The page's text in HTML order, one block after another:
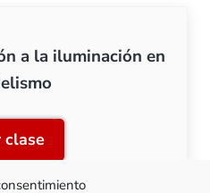
a la iluminación en
clase
Clase 1: Introducción a la